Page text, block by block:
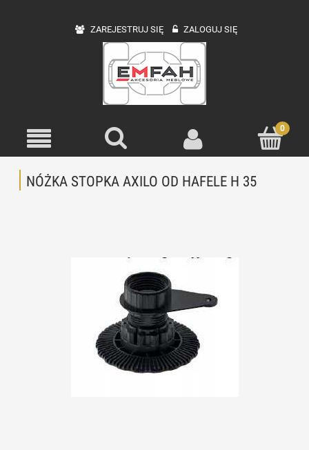
ZAREJESTRUJ SIĘ ZALOGUJ SIĘ
NÓŻKA STOPKA AXILO OD HAFELE H 35